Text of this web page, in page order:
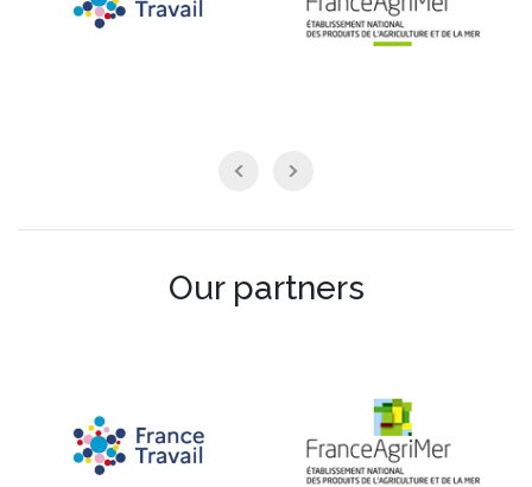
Our partners